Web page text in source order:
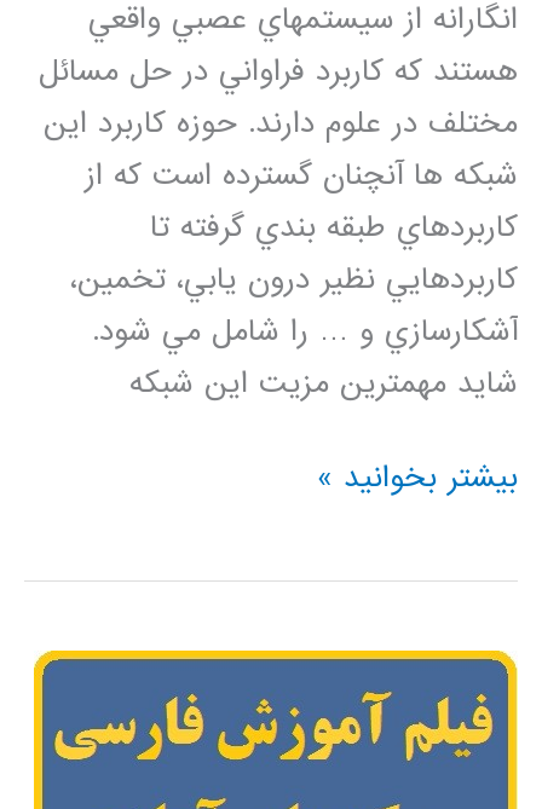
انگارانه از سيستمهاي عصبي واقعي
هستند كه كاربرد فراواني در حل مسائل
مختلف در علوم دارند. حوزه كاربرد اين
شبكه ها آنچنان گسترده است كه از
كاربردهاي طبقه بندي گرفته تا
كاربردهايي نظير درون يابي، تخمين،
آشكارسازي و … را شامل مي شود.
شايد مهمترين مزيت اين شبكه
مجموعه
های
فارسي
جامع
بیشتر بخوانید »